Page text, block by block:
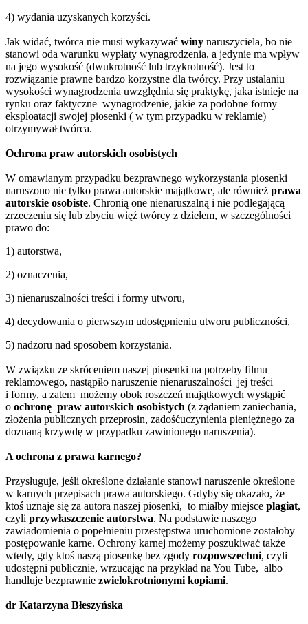
4) wydania uzyskanych korzyści.
Jak widać, twórca nie musi wykazywać winy naruszyciela, bo nie
stanowi oda warunku wypłaty wynagrodzenia, a jedynie ma wpływ
na jego wysokość (dwukrotność lub trzykrotność). Jest to
rozwiązanie prawne bardzo korzystne dla twórcy. Przy ustalaniu
wysokości wynagrodzenia uwzględnia się praktykę, jaka istnieje na
rynku oraz faktyczne wynagrodzenie, jakie za podobne formy
eksploatacji swojej piosenki ( w tym przypadku w reklamie)
otrzymywał twórca.
Ochrona praw autorskich osobistych
W omawianym przypadku bezprawnego wykorzystania piosenki
naruszono nie tylko prawa autorskie majątkowe, ale również prawa
autorskie osobiste. Chronią one nienaruszalną i nie podlegającą
zrzeczeniu się lub zbyciu więź twórcy z dziełem, w szczególności
prawo do:
1) autorstwa,
2) oznaczenia,
3) nienaruszalności treści i formy utworu,
4) decydowania o pierwszym udostępnieniu utworu publiczności,
5) nadzoru nad sposobem korzystania.
W związku ze skróceniem naszej piosenki na potrzeby filmu
reklamowego, nastąpiło naruszenie nienaruszalności jej treści
i formy, a zatem możemy obok roszczeń majątkowych wystąpić
o ochronę praw autorskich osobistych (z żądaniem zaniechania,
złożenia publicznych przeprosin, zadośćuczynienia pieniężnego za
doznaną krzywdę w przypadku zawinionego naruszenia).
A ochrona z prawa karnego?
Przysługuje, jeśli określone działanie stanowi naruszenie określone
w karnych przepisach prawa autorskiego. Gdyby się okazało, że
ktoś uznaje się za autora naszej piosenki, to miałby miejsce plagiat,
czyli przywłaszczenie autorstwa. Na podstawie naszego
zawiadomienia o popełnieniu przestępstwa uruchomione zostałoby
postępowanie karne. Ochrony karnej możemy poszukiwać także
wtedy, gdy ktoś naszą piosenkę bez zgody rozpowszechni, czyli
udostępni publicznie, wrzucając na przykład na You Tube, albo
handluje bezprawnie zwielokrotnionymi kopiami.
dr Katarzyna Błeszyńska